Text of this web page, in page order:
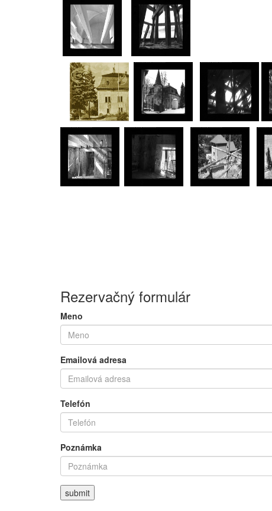
Rezervačný formulár
Meno
Emailová adresa
Telefón
Poznámka
submit